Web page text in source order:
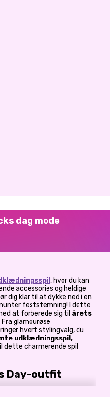
dag mode
, hvor du kan
accessories og heldige
dig klar til at dykke ned i en
feststemning! I dette
at forberede sig til årets
Fra glamourøse
hvert stylingvalg, du
udklædningsspil,
dette charmerende spil
Day-outfit